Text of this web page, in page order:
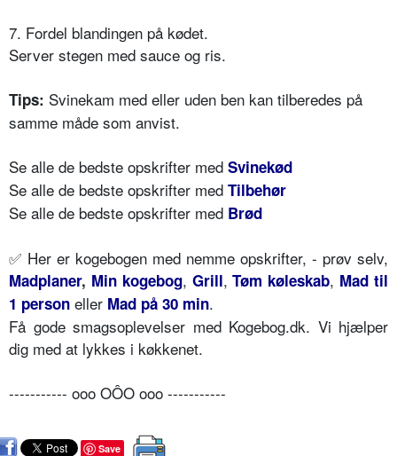
7. Fordel blandingen på kødet.
Server stegen med sauce og ris.
Tips: Svinekam med eller uden ben kan tilberedes på
samme måde som anvist.
Se alle de bedste opskrifter med Svinekød
Se alle de bedste opskrifter med Tilbehør
Se alle de bedste opskrifter med Brød
✅ Her er kogebogen med nemme opskrifter, - prøv selv,
Madplaner, Min kogebog, Grill,Tøm køleskab, Mad til
1 person eller Mad på 30 min.
Få gode smagsoplevelser med Kogebog.dk. Vi hjælper
dig med at lykkes i køkkenet.
----------- ooo OÔO ooo -----------
Save